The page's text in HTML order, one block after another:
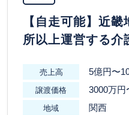
【自走可能】近
所以上運営する介
売上高 5億円〜
譲渡価格 3000万円
地域 関西